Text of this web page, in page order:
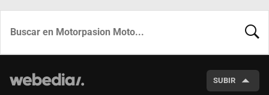
SUBIR